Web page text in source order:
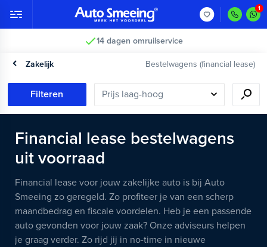
14 dagen omruilservice
Zakelijk Bestelwagens (financial lease)
Filteren
Financial lease bestelwagens
uit voorraad
Financial lease voor jouw zakelijke auto is bij Auto
Smeeing zo geregeld. Zo profiteer je van een scherp
maandbedrag en fiscale voordelen. Heb je een passende
auto gevonden voor jouw zaak? Onze adviseurs helpen
je graag verder. Zo rijd jij in no-time in nieuwe